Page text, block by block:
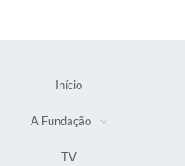
Início
A Fundação
TV